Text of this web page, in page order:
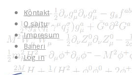
Kontakt
O sajtu
Impresum
Baneri
Log in